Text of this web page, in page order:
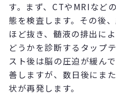
す。まず、CTやMRIなど
態を検査します。その後
ほど抜き、髄液の排出に
どうかを診断するタップ
スト後は脳の圧迫が緩ん
善しますが、数日後にま
状が再発します。